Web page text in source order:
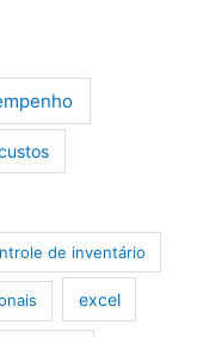
de inventário
excel